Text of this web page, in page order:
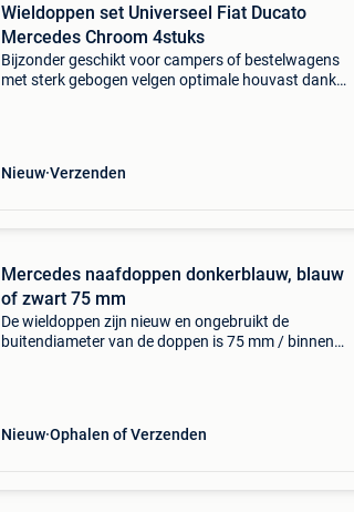
Wieldoppen set Universeel Fiat Ducato
Mercedes Chroom 4stuks
Bijzonder geschikt voor campers of bestelwagens
met sterk gebogen velgen optimale houvast dankzij
Nieuw Verzenden
Mercedes naafdoppen donkerblauw, blauw
of zwart 75 mm
De wieldoppen zijn nieuw en ongebruikt de
buitendiameter van de doppen is 75 mm / binnen
Nieuw Ophalen of Verzenden